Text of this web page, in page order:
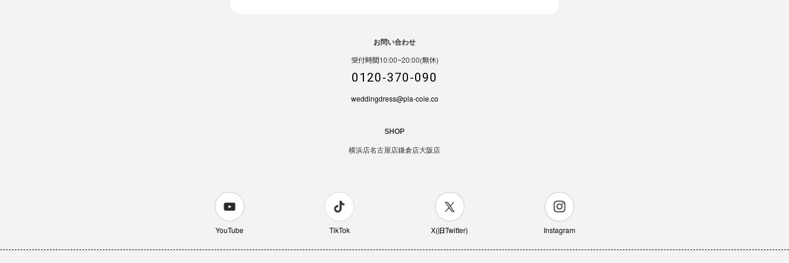
お問い合わせ
受付時間10:00~20:00(無休)
0120-370-090
weddingdress@pla-cole.co
SHOP
横浜店名古屋店鎌倉店大阪店
YouTube TikTok X(旧Twitter) Instagram